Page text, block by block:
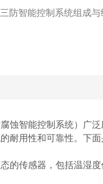
三防智能控制系统组成
蚀智能控制系统）广
耐用性和可靠性。下
的传感器，包括温湿